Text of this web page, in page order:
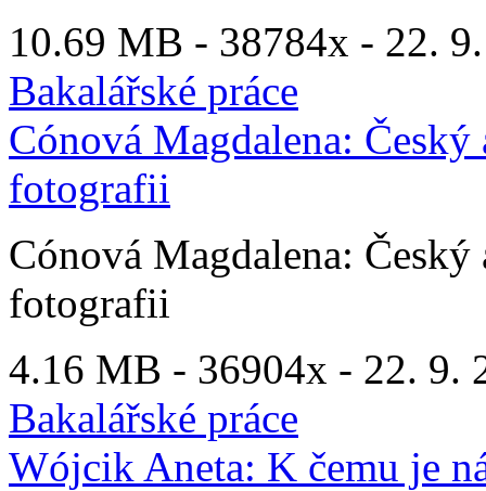
10.69 MB - 38784x - 22.
Bakalářské práce
Cónová Magdalena:
fotografii
Cónová Magdalena:
fotografii
4.16 MB - 36904x - 22. 9.
Bakalářské práce
Wójcik Aneta: K čemu je